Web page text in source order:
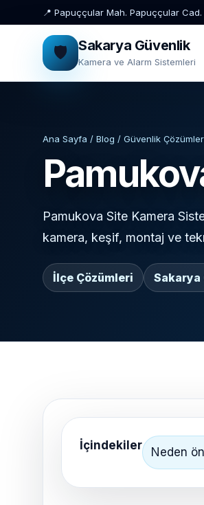
📍 Papuççular Mah. Papuççular Cad.
🛡️ Sakarya Güvenlik
Kamera ve Alarm Sistemleri
Ana Sayfa / Blog / Güvenlik
Pamukova Site Kamera
kamera, keşif, montaj ve
İlçe Çözümleri Sakarya
İçindekiler Neden